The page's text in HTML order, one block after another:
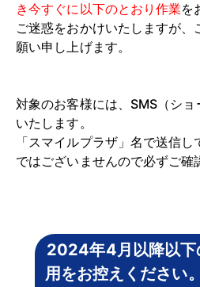
き今すぐに以下のとおり作業を
ご迷惑をおかけいたしますが、
願い申し上げます。
対象のお客様には、SMS（シ
いたします。
「スマイルプラザ」名で送信
ではございませんので必ずご確
2024年4月以降以下
用をお控えください